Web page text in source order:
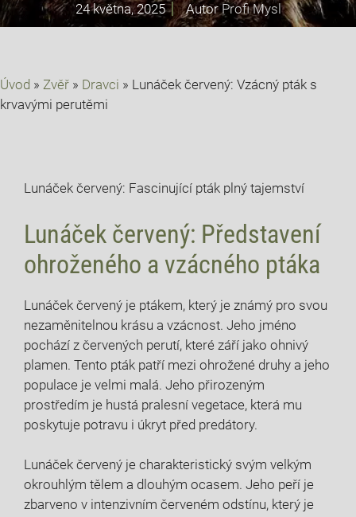
24 května, 2025 AutorProfi Mysl
Úvod » Zvěř » Dravci » Lunáček červený: Vzácný pták s
krvavými perutěmi
Lunáček červený: Fascinující pták plný tajemství
Lunáček červený: Představení
ohroženého a vzácného ptáka
Lunáček červený je ptákem, který je známý pro svou
nezaměnitelnou krásu a vzácnost. Jeho jméno
pochází z červených perutí, které září jako ohnivý
plamen. Tento pták patří mezi ohrožené druhy a jeho
populace je velmi malá. Jeho přirozeným
prostředím je hustá pralesní vegetace, která mu
poskytuje potravu i úkryt před predátory.
Lunáček červený je charakteristický svým velkým
okrouhlým tělem a dlouhým ocasem. Jeho peří je
zbarveno v intenzivním červeném odstínu, který je